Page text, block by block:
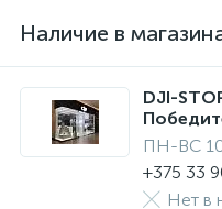
Наличие в
DJI-
ПН-ВС
+375 33
Нет в